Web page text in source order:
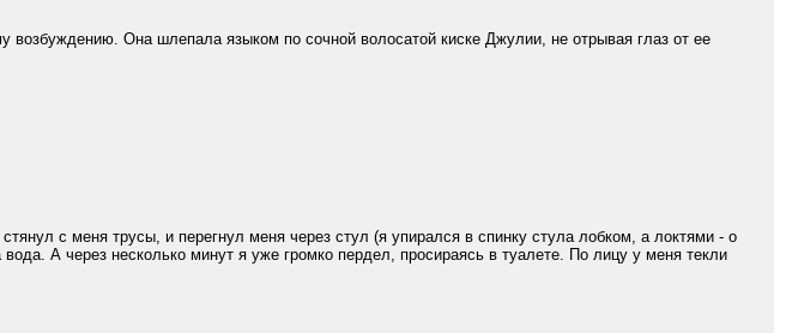
Она шлепала языком по сочной волосатой киске Джулии, не отрывая глаз от ее
с меня трусы, и перегнул меня через стул (я упирался в спинку стула лобком, а локтями - о
А через несколько минут я уже громко пердел, просираясь в туалете. По лицу у меня текли